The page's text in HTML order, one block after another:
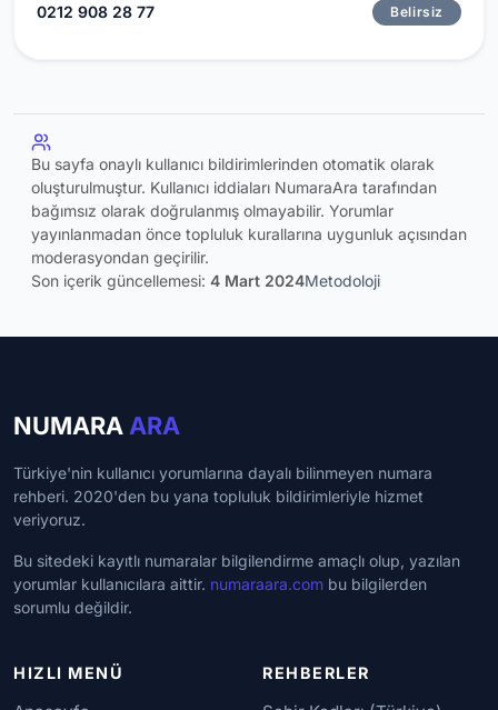
0212 908 28 77 Belirsiz
Bu sayfa onaylı kullanıcı bildirimlerinden otomatik olarak
oluşturulmuştur. Kullanıcı iddiaları NumaraAra tarafından
bağımsız olarak doğrulanmış olmayabilir. Yorumlar
yayınlanmadan önce topluluk kurallarına uygunluk açısından
moderasyondan geçirilir.
Son içerik güncellemesi: 4 Mart 2024Metodoloji
NUMARA ARA
Türkiye'nin kullanıcı yorumlarına dayalı bilinmeyen numara
rehberi. 2020'den bu yana topluluk bildirimleriyle hizmet
veriyoruz.
Bu sitedeki kayıtlı numaralar bilgilendirme amaçlı olup, yazılan
yorumlar kullanıcılara aittir. numaraara.com bu bilgilerden
sorumlu değildir.
HIZLI MENÜ REHBERLER